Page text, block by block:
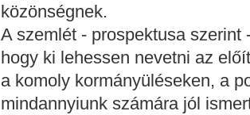
közönségnek.
A szemlét - prospektusa
hogy ki lehessen nevetni az
a komoly kormányüléseken, a
mindannyiunk számára jól